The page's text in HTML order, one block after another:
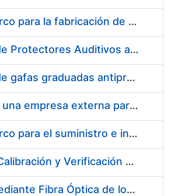
Acuerdo marco para la fabricación de piezas
Suministro de Protectores Auditivos a medida para las personas trabajadoras de los Centros de Trabajo de Madrid y Burgos
Suministro de gafas graduadas antiproyecciones para los trabajadores de la FNMT-RCM en los centros de trabajo de Madrid y Burgos
Servicios de una empresa externa para el asesoramiento y resolución de los recursos de alzada que se presentan relacionados con procesos de selección para la FNMT-RCM
Acuerdo marco para el suministro e instalación de persianas, estores y otros complementos
Servicio de Calibración y Verificación Externa de los Equipos de Medición del Servicio de Prevención de la FNMT-RCM
Conexión mediante Fibra Óptica de los Centros de Proceso de Datos (CPDs) de las sedes de la FNMT-RCM de Burgos y Madrid